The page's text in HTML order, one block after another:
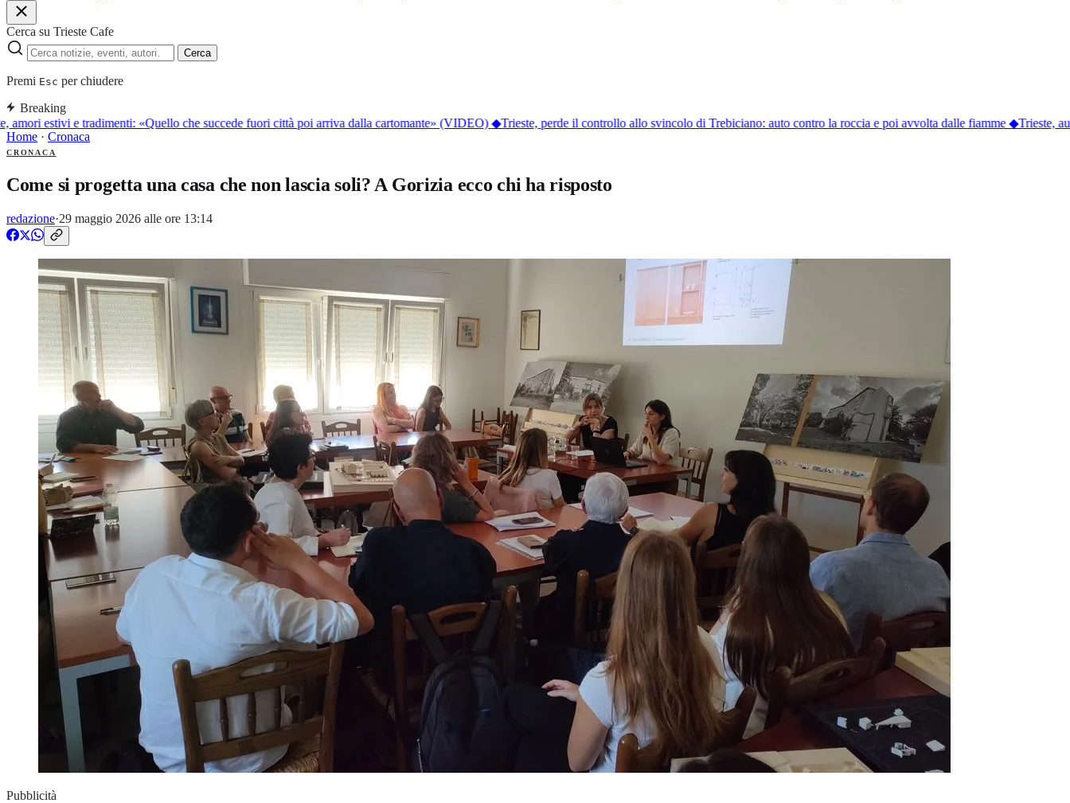
Cerca su Trieste Cafe
Cerca
Premi Esc per chiudere
Breaking
amori estivi e tradimenti: «Quello che succede fuori città poi arriva dalla cartomante» (VIDEO)◆Trieste, perde il controllo allo svincolo di Trebiciano: auto contro la roccia e poi avvolta dalle fiamme◆Trieste,
Home · Cronaca
CRONACA
Come si progetta una casa che non lascia soli? A Gorizia ecco chi ha risposto
redazione·29 maggio 2026 alle ore 13:14
Pubblicità